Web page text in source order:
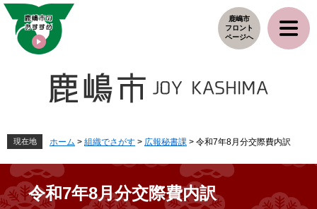
ペ
メ
鹿嶋市
フロント
ページへ
現在地 ホーム > 組織でさがす > 広報秘書課 > 令和7年8月分交際費内訳
令和7年8月分交際費内訳